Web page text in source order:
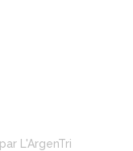
par L'ArgenTri